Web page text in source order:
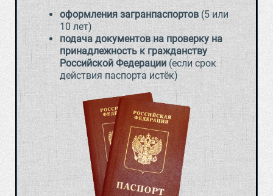
оформления загранпаспортов (5 или
10 лет)
подача документов на проверку на
принадлежность к гражданству
Российской Федерации (если срок
действия паспорта истёк)